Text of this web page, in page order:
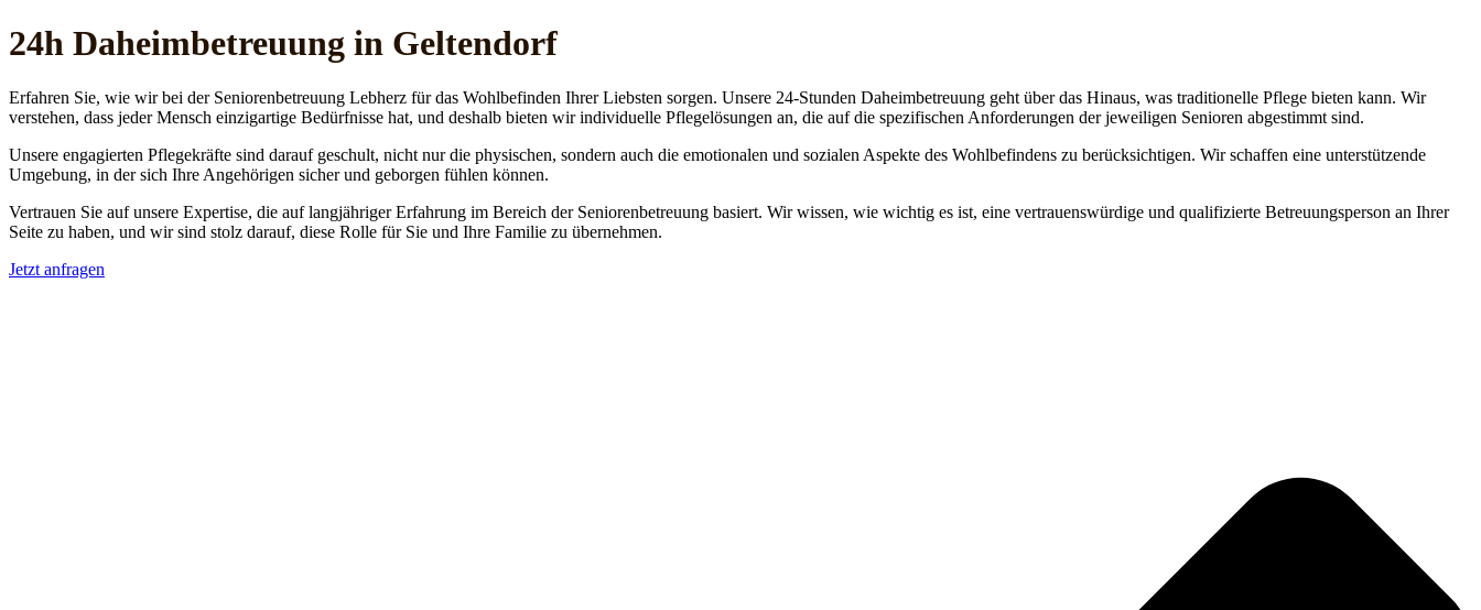
24h Daheim­betreuung in Geltendorf
Erfahren Sie, wie wir bei der Seniorenbetreuung Lebherz für das Wohlbefinden Ihrer Liebsten sorgen. Unsere 24-Stunden Daheimbetreuung geht über das Hinaus, was traditionelle Pflege bieten kann. Wir
verstehen, dass jeder Mensch einzigartige Bedürfnisse hat, und deshalb bieten wir individuelle Pflegelösungen an, die auf die spezifischen Anforderungen der jeweiligen Senioren abgestimmt sind.
Unsere engagierten Pflegekräfte sind darauf geschult, nicht nur die physischen, sondern auch die emotionalen und sozialen Aspekte des Wohlbefindens zu berücksichtigen. Wir schaffen eine unterstützende
Umgebung, in der sich Ihre Angehörigen sicher und geborgen fühlen können.
Vertrauen Sie auf unsere Expertise, die auf langjähriger Erfahrung im Bereich der Seniorenbetreuung basiert. Wir wissen, wie wichtig es ist, eine vertrauenswürdige und qualifizierte Betreuungsperson an Ihrer
Seite zu haben, und wir sind stolz darauf, diese Rolle für Sie und Ihre Familie zu übernehmen.
Jetzt anfragen